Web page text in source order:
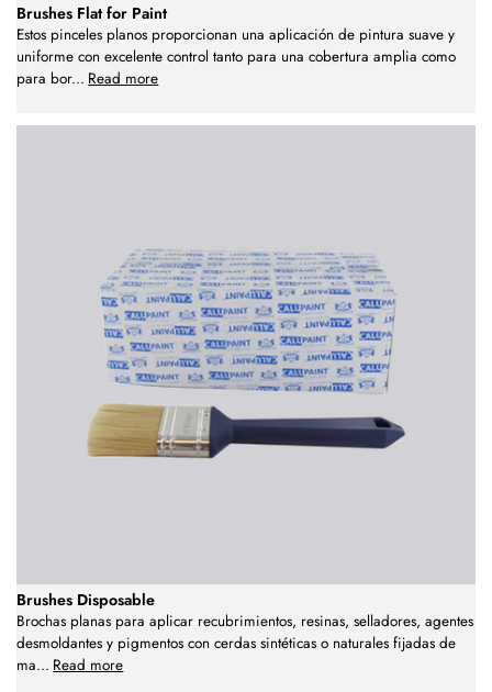
Brushes Flat for Paint
Estos pinceles planos proporcionan una aplicación de pintura suave y
uniforme con excelente control tanto para una cobertura amplia como
para bor... Read more
Brushes Disposable
Brochas planas para aplicar recubrimientos, resinas, selladores, agentes
desmoldantes y pigmentos con cerdas sintéticas o naturales fijadas de
ma... Read more